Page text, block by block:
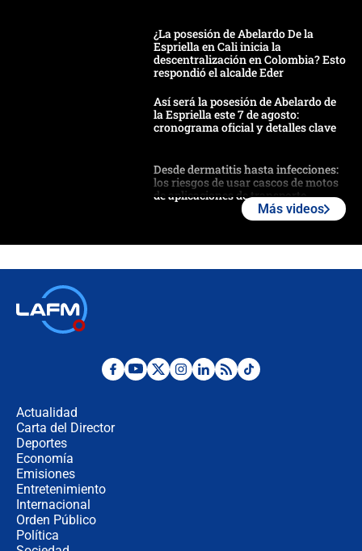
¿La posesión de Abelardo De la
Espriella en Cali inicia la
descentralización en Colombia? Esto
respondió el alcalde Eder
Así será la posesión de Abelardo de
la Espriella este 7 de agosto:
cronograma oficial y detalles clave
Desde dermatitis hasta infecciones:
los riesgos de usar cascos de motos
de aplicaciones de transporte
Posesión de Abelardo De La Espriella
Más videos
Actualidad
Carta del Director
Deportes
Economía
Emisiones
Entretenimiento
Internacional
Orden Público
Política